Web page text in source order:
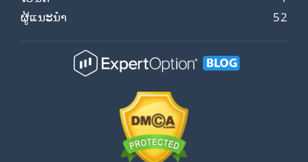
ຜູ້ແນະນຳ
52